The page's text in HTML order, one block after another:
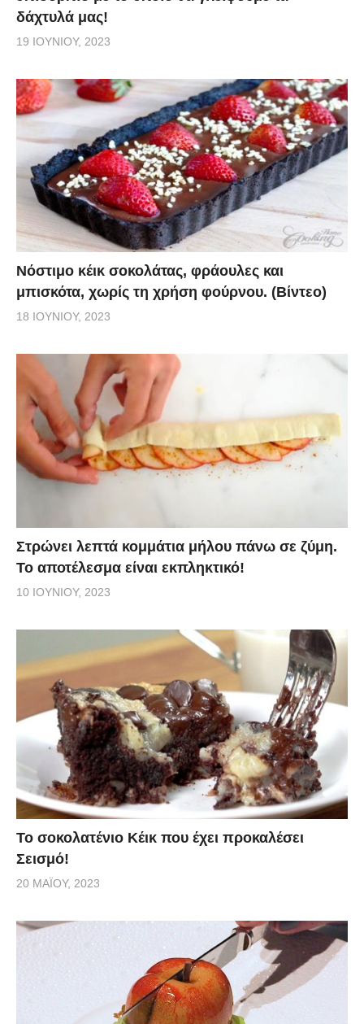
δάχτυλά μας!
19 ΙΟΥΝΊΟΥ, 2023
Νόστιμο κέικ σοκολάτας, φράουλες και
μπισκότα, χωρίς τη χρήση φούρνου. (Βίντεο)
18 ΙΟΥΝΊΟΥ, 2023
Στρώνει λεπτά κομμάτια μήλου πάνω σε ζύμη.
Το αποτέλεσμα είναι εκπληκτικό!
10 ΙΟΥΝΊΟΥ, 2023
Το σοκολατένιο Κέικ που έχει προκαλέσει
Σεισμό!
20 ΜΑΪ́ΟΥ, 2023